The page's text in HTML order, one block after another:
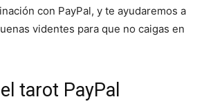
con PayPal, y te ayudaremos a
videntes para que no caigas en
tarot PayPal